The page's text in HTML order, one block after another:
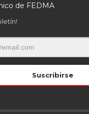
de FEDMA